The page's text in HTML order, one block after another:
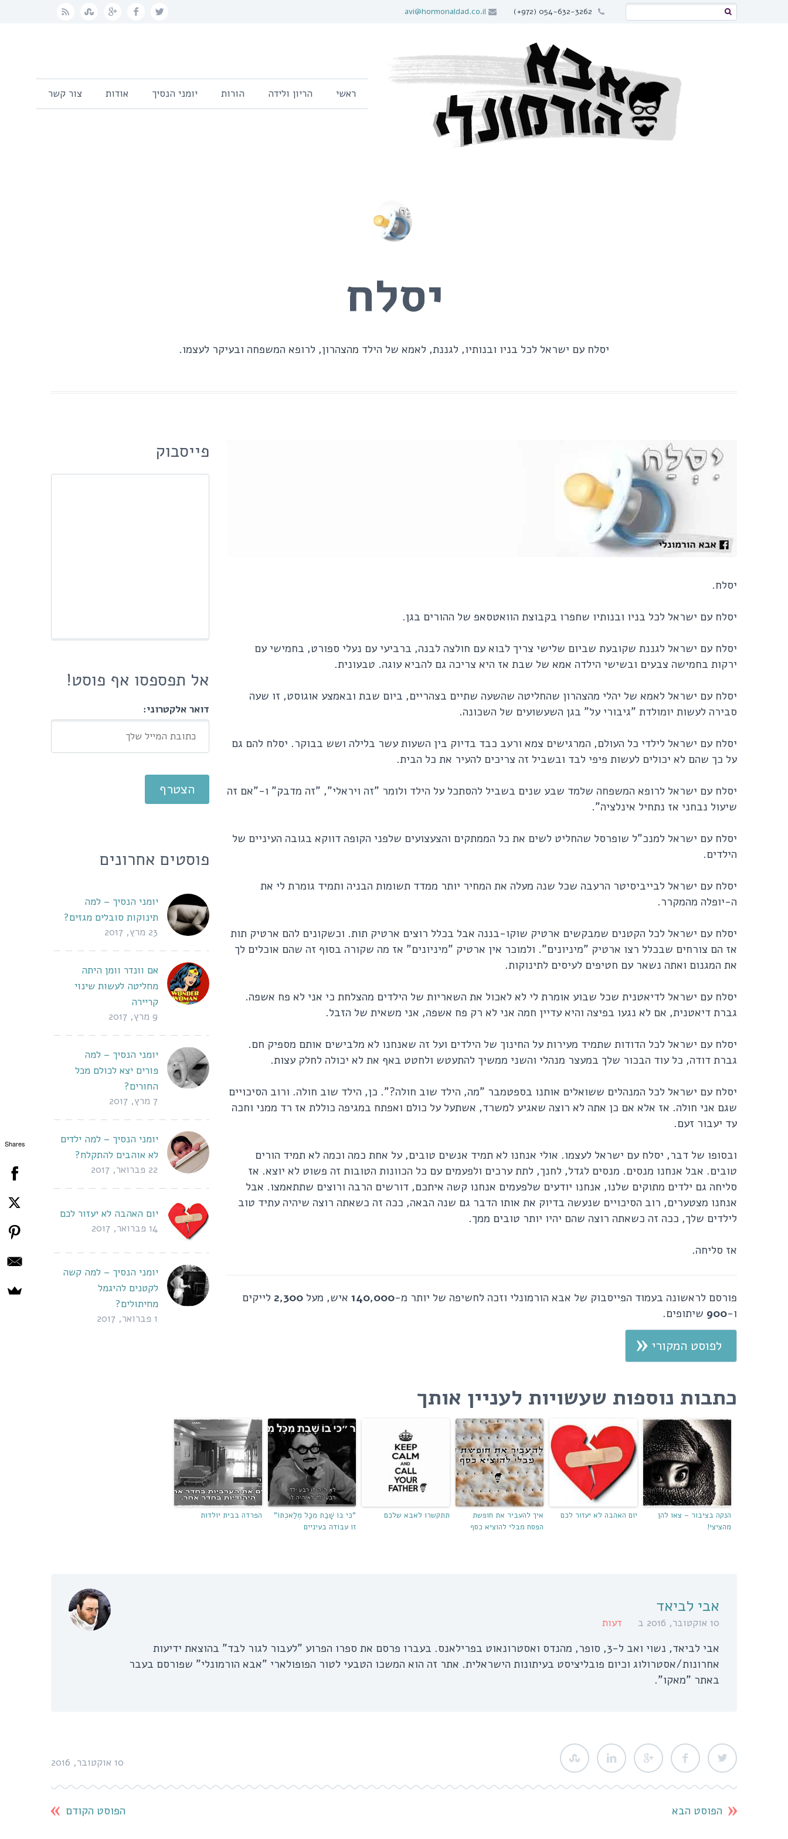
avi@hormonaldad.co.il
ראשי הריון ולידה הורות יומני הנסיך אודות צור קשר
יסלח
יסלח עם ישראל לכל בניו ובנותיו, לגננת, לאמא של הילד מהצהרון, לרופא המשפחה ובעיקר לעצמו.
פייסבוק
אל תפספסו אף פוסט!
דואר אלקטרוני:
פוסטים אחרונים
יומני הנסיך – למה
תינוקות סובלים מגזים?
23 מרץ, 2017
אם וונדר וומן היתה
מחליטה לעשות שינוי
קריירה
9 מרץ, 2017
יומני הנסיך – למה
פורים יצא לכולם מכל
החורים?
7 מרץ, 2017
יומני הנסיך – למה ילדים
לא אוהבים להתקלח?
22 פברואר, 2017
יום האהבה לא יעזור לכם
14 פברואר, 2017
יומני הנסיך – למה קשה
לקטנים להיגמל
מחיתולים?
1 פברואר, 2017
יסלח.
יסלח עם ישראל לכל בניו ובנותיו שחפרו בקבוצת הוואטסאפ של ההורים בגן.
יסלח עם ישראל לגננת שקובעת שביום שלישי צריך לבוא עם חולצה לבנה, ברביעי עם נעלי ספורט, בחמישי עם
ירקות בחמישה צבעים ובשישי הילדה אמא של שבת אז היא צריכה גם להביא עוגה. טבעונית.
יסלח עם ישראל לאמא של יהלי מהצהרון שהחליטה שהשעה שתיים בצהריים, ביום שבת ובאמצע אוגוסט, זו שעה
סבירה לעשות יומולדת "גיבורי על" בגן השעשועים של השכונה.
יסלח עם ישראל לילדי כל העולם, המרגישים צמא ורעב כבד בדיוק בין השעות עשר בלילה ושש בבוקר. יסלח להם גם
על כך שהם לא יכולים לעשות פיפי לבד ובשביל זה צריכים להעיר את כל הבית.
יסלח עם ישראל לרופא המשפחה שלמד שבע שנים בשביל להסתכל על הילד ולומר "זה ויראלי", "זה מדבק" ו-"אם זה
שיעול נבחני אז נתחיל אינלציה".
יסלח עם ישראל למנכ"ל שופרסל שהחליט לשים את כל הממתקים והצעצועים שלפני הקופה דווקא בגובה העיניים של
הילדים.
יסלח עם ישראל לבייביסיטר הרעבה שכל שנה מעלה את המחיר יותר ממדד תשומות הבניה ותמיד גומרת לי את
ה-יופלה מהמקרר.
יסלח עם ישראל לכל הקטנים שמבקשים ארטיק שוקו-בננה אבל בכלל רוצים ארטיק תות. וכשקונים להם ארטיק תות
אז הם צורחים שבכלל רצו ארטיק "מיניונים". ולמוכר אין ארטיק "מיניונים" אז מה שקורה בסוף זה שהם אוכלים לך
את המגנום ואתה נשאר עם חטיפים לעיסים לתינוקות.
יסלח עם ישראל לדיאטנית שכל שבוע אומרת לי לא לאכול את השאריות של הילדים מהצלחת כי אני לא פח אשפה.
גברת דיאטנית, אם לא נגעו בפיצה והיא עדיין חמה אני לא רק פח אשפה, אני משאית של הזבל.
יסלח עם ישראל לכל הדודות שתמיד מעירות על החינוך של הילדים ועל זה שאנחנו לא מלבישים אותם מספיק חם.
גברת דודה, כל עוד הבכור שלך במעצר מנהלי והשני ממשיך להתעטש ולחטט באף את לא יכולה לחלק עצות.
יסלח עם ישראל לכל המנהלים ששואלים אותנו בספטמבר "מה, הילד שוב חולה?". כן, הילד שוב חולה. ורוב הסיכויים
שגם אני חולה. אז אלא אם כן אתה לא רוצה שאגיע למשרד, אשתעל על כולם ואפתח במגיפה כוללת אז רד ממני וחכה
עד יעבור זעם.
ובסופו של דבר, יסלח עם ישראל לעצמו. אולי אנחנו לא תמיד אנשים טובים, על אחת כמה וכמה לא תמיד הורים
טובים. אבל אנחנו מנסים. מנסים לגדל, לחנך, לתת ערכים ולפעמים עם כל הכוונות הטובות זה פשוט לא יוצא. אז
סליחה גם ילדים מתוקים שלנו, אנחנו יודעים שלפעמים אנחנו קשה איתכם, דורשים הרבה ורוצים שתתאמצו. אבל
אנחנו מצטערים, רוב הסיכויים שנעשה בדיוק את אותו הדבר גם שנה הבאה, ככה זה כשאתה רוצה שיהיה עתיד טוב
לילדים שלך, ככה זה כשאתה רוצה שהם יהיו יותר טובים ממך.
אז סליחה.
פורסם לראשונה בעמוד הפייסבוק של אבא הורמונלי וזכה לחשיפה של יותר מ-140,000 איש, מעל 2,300 לייקים
ו-900 שיתופים.
לפוסט המקורי
כתבות נוספות שעשויות לעניין אותך
הנקה בציבור – צאו להן
מהציצי!
יום האהבה לא יעזור לכם
איך להעביר את חופשת
הפסח מבלי להוציא כסף
תתקשרו לאבא שלכם
"כִּי בוֹ שָׁבַת מִכָּל מְלַאכְתּוֹ"
זו עבודה בעיניים
הפרדה בבית יולדות
אבי לביאד
10 אוקטובר, 2016 ב דעות
אבי לביאד, נשוי ואב ל-3, סופר, מהנדס ואסטרונאוט בפרילאנס. בעברו פרסם את ספרו הפרוע "לעבור לגור לבד" בהוצאת ידיעות
אחרונות/אסטרולוג וכיום פובליציסט בעיתונות הישראלית. אתר זה הוא המשכו הטבעי לטור הפופולארי "אבא הורמונלי" שפורסם בעבר
באתר "מאקו".
10 אוקטובר, 2016
הפוסט הקודם הפוסט הבא
Shares